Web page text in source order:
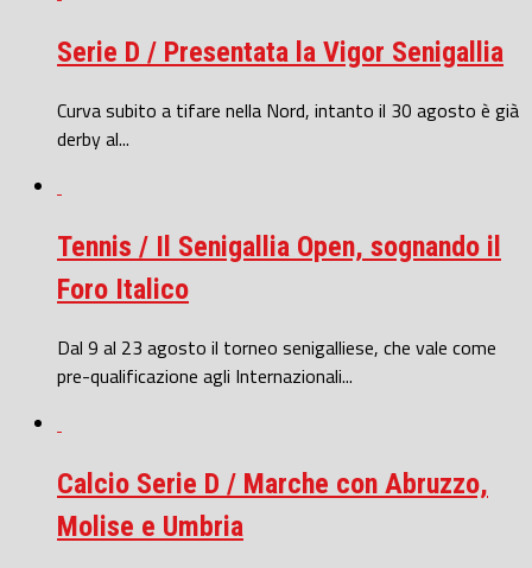
Serie D / Presentata la Vigor Senigallia
Curva subito a tifare nella Nord, intanto il 30 agosto è già
derby al...
Tennis / Il Senigallia Open, sognando il
Foro Italico
Dal 9 al 23 agosto il torneo senigalliese, che vale come
pre-qualificazione agli Internazionali...
Calcio Serie D / Marche con Abruzzo,
Molise e Umbria